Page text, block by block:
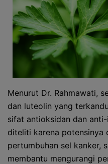
Menurut Dr. Rahmawati,
dan luteolin yang
sifat antioksidan dan
diteliti karena potensinya
pertumbuhan sel kanker,
membantu mengurangi